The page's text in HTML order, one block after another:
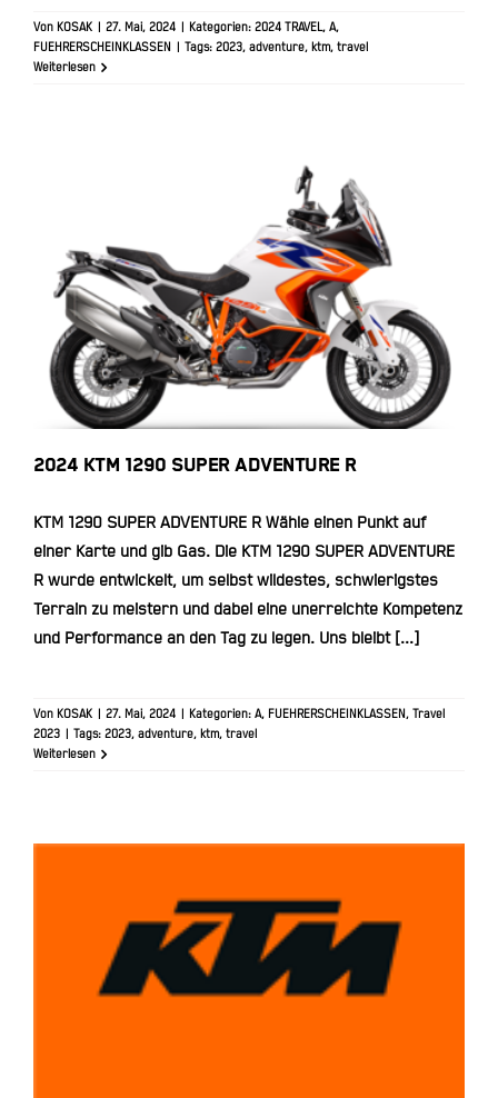
Von KOSAK 27. Mai, 2024 Kategorien: 2024 TRAVEL, A,
FUEHRERSCHEINKLASSEN
Tags: 2023, adventure, ktm, travel
Weiterlesen
2024 KTM 1290 SUPER ADVENTURE
R
2024 KTM 1290 SUPER ADVENTURE R
KTM 1290 SUPER ADVENTURE R Wähle einen Punkt auf
einer Karte und gib Gas. Die KTM 1290 SUPER ADVENTURE
R wurde entwickelt, um selbst wildestes, schwierigstes
Terrain zu meistern und dabei eine unerreichte Kompetenz
und Performance an den Tag zu legen. Uns bleibt [...]
Von KOSAK 27. Mai, 2024 Kategorien: A, FUEHRERSCHEINKLASSEN, Travel
2023
Tags: 2023, adventure, ktm, travel
Weiterlesen